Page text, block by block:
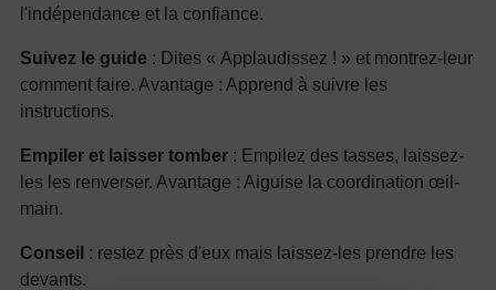
l'indépendance et la confiance.
Suivez le guide : Dites « Applaudissez ! » et montrez-leur
comment faire. Avantage : Apprend à suivre les
instructions.
Empiler et laisser tomber : Empilez des tasses, laissez-
les les renverser. Avantage : Aiguise la coordination œil-
main.
Conseil : restez près d'eux mais laissez-les prendre les
devants.